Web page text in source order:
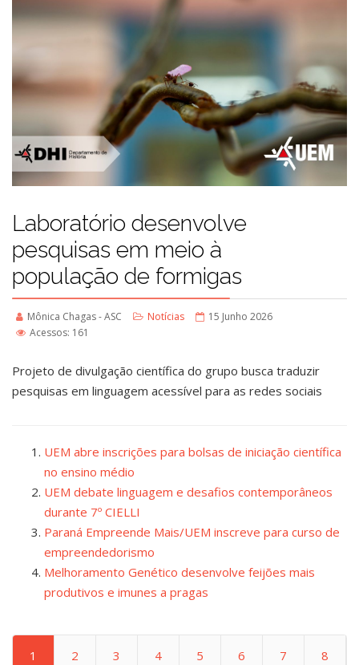
Laboratório desenvolve
pesquisas em meio à
população de formigas
Mônica Chagas - ASC Notícias
15 Junho 2026
Acessos: 161
Projeto de divulgação científica do grupo busca traduzir
pesquisas em linguagem acessível para as redes sociais
UEM abre inscrições para bolsas de iniciação científica
no ensino médio
UEM debate linguagem e desafios contemporâneos
durante 7º CIELLI
Paraná Empreende Mais/UEM inscreve para curso de
empreendedorismo
Melhoramento Genético desenvolve feijões mais
produtivos e imunes a pragas
1 2 3 4 5 6 7 8